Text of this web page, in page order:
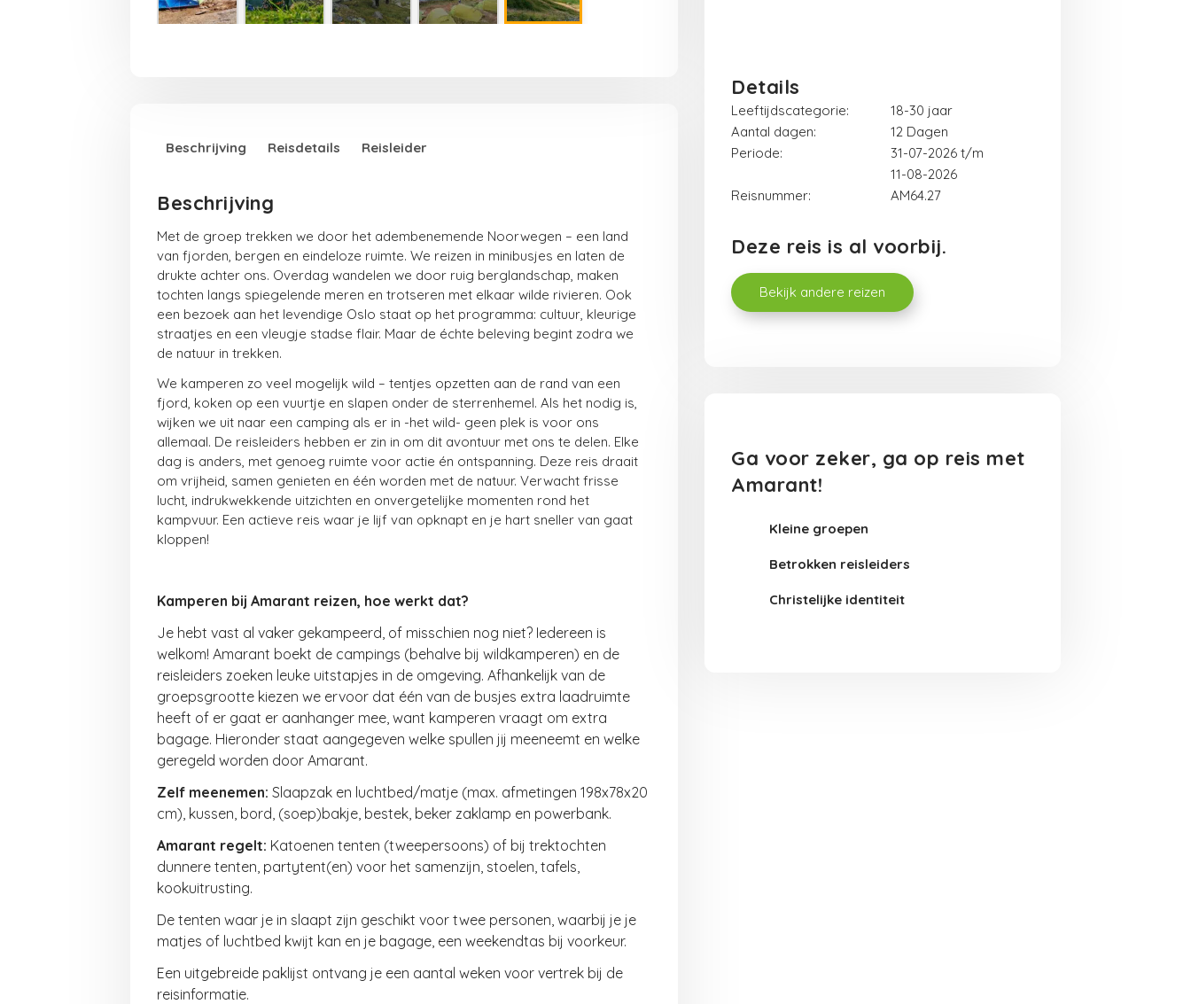
Beschrijving Reisdetails Reisleider
Beschrijving
Met de groep trekken we door het adembenemende Noorwegen – een land
van fjorden, bergen en eindeloze ruimte. We reizen in minibusjes en laten de
drukte achter ons. Overdag wandelen we door ruig berglandschap, maken
tochten langs spiegelende meren en trotseren met elkaar wilde rivieren. Ook
een bezoek aan het levendige Oslo staat op het programma: cultuur, kleurige
straatjes en een vleugje stadse flair. Maar de échte beleving begint zodra we
de natuur in trekken.
We kamperen zo veel mogelijk wild – tentjes opzetten aan de rand van een
fjord, koken op een vuurtje en slapen onder de sterrenhemel. Als het nodig is,
wijken we uit naar een camping als er in -het wild- geen plek is voor ons
allemaal. De reisleiders hebben er zin in om dit avontuur met ons te delen. Elke
dag is anders, met genoeg ruimte voor actie én ontspanning. Deze reis draait
om vrijheid, samen genieten en één worden met de natuur. Verwacht frisse
lucht, indrukwekkende uitzichten en onvergetelijke momenten rond het
kampvuur. Een actieve reis waar je lijf van opknapt en je hart sneller van gaat
kloppen!
Kamperen bij Amarant reizen, hoe werkt dat?
Je hebt vast al vaker gekampeerd, of misschien nog niet? Iedereen is
welkom! Amarant boekt de campings (behalve bij wildkamperen) en de
reisleiders zoeken leuke uitstapjes in de omgeving. Afhankelijk van de
groepsgrootte kiezen we ervoor dat één van de busjes extra laadruimte
heeft of er gaat er aanhanger mee, want kamperen vraagt om extra
bagage. Hieronder staat aangegeven welke spullen jij meeneemt en welke
geregeld worden door Amarant.
Zelf meenemen: Slaapzak en luchtbed/matje (max. afmetingen 198x78x20
cm), kussen, bord, (soep)bakje, bestek, beker zaklamp en powerbank.
Amarant regelt: Katoenen tenten (tweepersoons) of bij trektochten
dunnere tenten, partytent(en) voor het samenzijn, stoelen, tafels,
kookuitrusting.
De tenten waar je in slaapt zijn geschikt voor twee personen, waarbij je je
matjes of luchtbed kwijt kan en je bagage, een weekendtas bij voorkeur.
Een uitgebreide paklijst ontvang je een aantal weken voor vertrek bij de
reisinformatie.
Details
Leeftijdscategorie:
18-30 jaar
Aantal dagen:
12
31-07-2026 t/m
11-08-2026
Reisnummer:
AM64.27
Deze reis is al voorbij.
Bekijk andere reizen
Ga voor zeker, ga op reis met
Amarant!
Kleine groepen
Betrokken reisleiders
Christelijke identiteit